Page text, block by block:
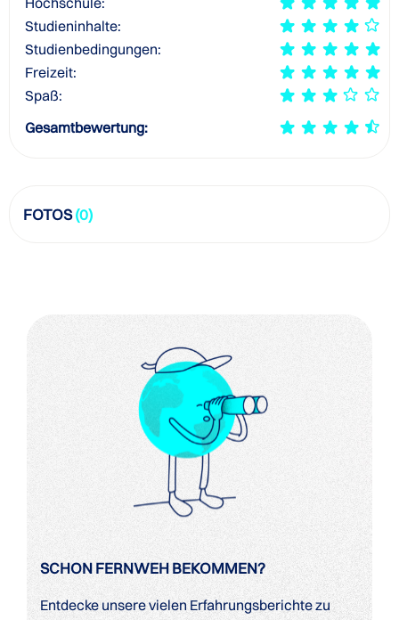
Studieninhalte:
Studienbedingungen:
Freizeit:
Spaß:
Gesamtbewertung:
FOTOS(0)
SCHON FERNWEH BEKOMMEN?
Entdecke unsere vielen Erfahrungsberichte zu